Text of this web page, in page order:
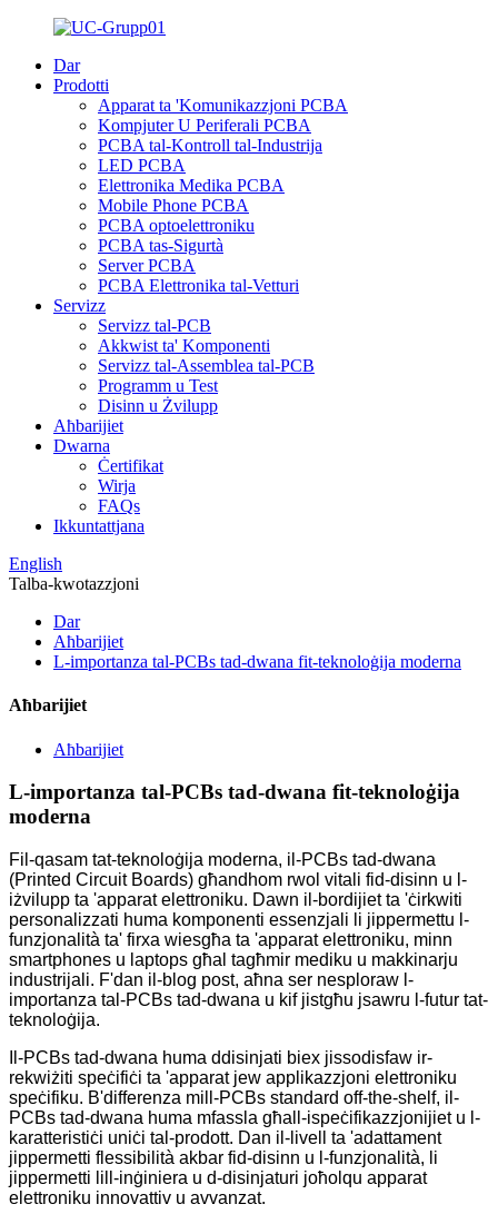
Dar
Prodotti
Apparat ta 'Komunikazzjoni PCBA
Kompjuter U Periferali PCBA
PCBA tal-Kontroll tal-Industrija
LED PCBA
Elettronika Medika PCBA
Mobile Phone PCBA
PCBA optoelettroniku
PCBA tas-Sigurtà
Server PCBA
PCBA Elettronika tal-Vetturi
Servizz
Servizz tal-PCB
Akkwist ta' Komponenti
Servizz tal-Assemblea tal-PCB
Programm u Test
Disinn u Żvilupp
Aħbarijiet
Dwarna
Ċertifikat
Wirja
FAQs
Ikkuntattjana
English
Talba-kwotazzjoni
Dar
Aħbarijiet
L-importanza tal-PCBs tad-dwana fit-teknoloġija moderna
Aħbarijiet
Aħbarijiet
L-importanza tal-PCBs tad-dwana fit-teknoloġija
moderna
Fil-qasam tat-teknoloġija moderna, il-PCBs tad-dwana
(Printed Circuit Boards) għandhom rwol vitali fid-disinn u l-
iżvilupp ta 'apparat elettroniku. Dawn il-bordijiet ta 'ċirkwiti
personalizzati huma komponenti essenzjali li jippermettu l-
funzjonalità ta' firxa wiesgħa ta 'apparat elettroniku, minn
smartphones u laptops għal tagħmir mediku u makkinarju
industrijali. F'dan il-blog post, aħna ser nesploraw l-
importanza tal-PCBs tad-dwana u kif jistgħu jsawru l-futur tat-
teknoloġija.
Il-PCBs tad-dwana huma ddisinjati biex jissodisfaw ir-
rekwiżiti speċifiċi ta 'apparat jew applikazzjoni elettroniku
speċifiku. B'differenza mill-PCBs standard off-the-shelf, il-
PCBs tad-dwana huma mfassla għall-ispeċifikazzjonijiet u l-
karatteristiċi uniċi tal-prodott. Dan il-livell ta 'adattament
jippermetti flessibilità akbar fid-disinn u l-funzjonalità, li
jippermetti lill-inġiniera u d-disinjaturi joħolqu apparat
elettroniku innovattiv u avvanzat.